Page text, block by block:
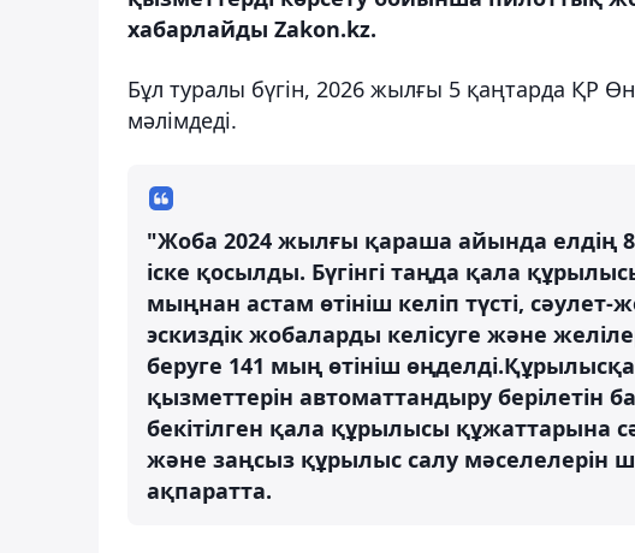
хабарлайды Zakon.kz.
Бұл туралы бүгін, 2026 жылғы 5 қаңтарда ҚР
мәлімдеді.
"Жоба 2024 жылғы қараша айында елдің
іске қосылды. Бүгінгі таңда қала
мыңнан астам өтініш келіп түсті,
эскиздік жобаларды келісуге және
беруге 141 мың өтініш
қызметтерін автоматтандыру берілетін
бекітілген қала құрылысы құжаттарына
және заңсыз құрылыс салу мәселелерін
ақпаратта.